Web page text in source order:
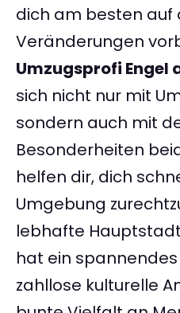
dich am besten auf
Veränderungen
Umzugsprofi Engel
sich nicht nur mit
sondern auch mit
Besonderheiten
helfen dir, dich
Umgebung
lebhafte
hat ein
zahllose kulturelle